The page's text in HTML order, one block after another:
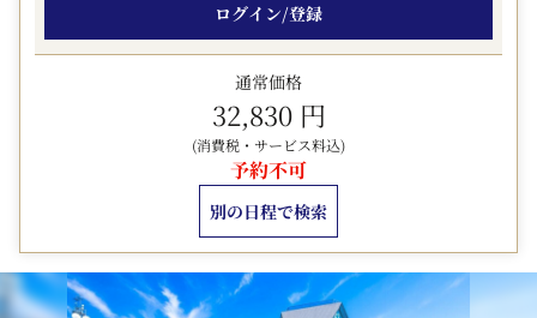
到着時刻で15:00より前を選択した場合は追加室料が発生
します。
【13:00チェックイン】 追加室料1,000円/名
【14:00チェックイン】 追加室料500円/名
※アーリーチェックイン選択時の追加室料は予約時の合計
金額に含まれていません。
※One Harmony会員特典のアーリーチェックイン
(14:00)特典は当日の状況によりご提供の特典です。
※予約時にアーリーチェックインを選択した場合は無料特
典対象外となりますので予めご了承ください。
ログイン/登録
通常価格
32,830 円
(消費税・サービス料込)
予約不可
別の日程で検索